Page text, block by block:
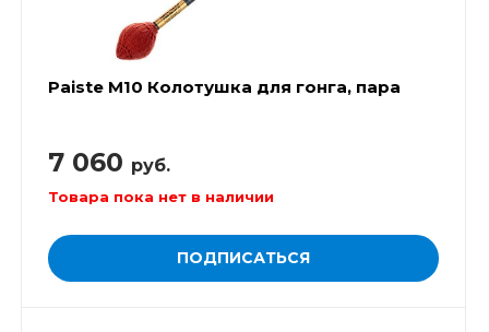
Paiste M10 Колотушка для гонга, пара
7 060 руб.
Товара пока нет в наличии
ПОДПИСАТЬСЯ